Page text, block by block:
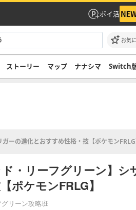
ポイ活
お気
ストーリー マップ ナナシマ Switch
ガーの進化とおすすめ性格・技【ポケモンFRLG
ド・リーフグリーン】
ポケモンFRLG】
リーン攻略班